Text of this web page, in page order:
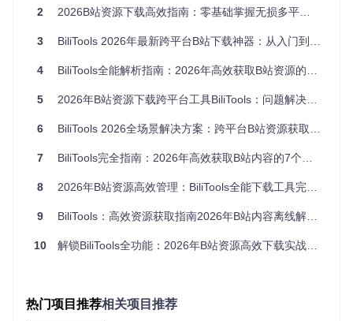
零基础安装指南：3种方式快速部署
方式一：安装包快速部署（推荐新手）
安装
macOS系统：下载dmg镜像文件，挂载后拖拽至应用程序
Linux系统：根据发行版选择deb或rpm包，使用包管理器安
方式二：源码编译安装（适合开发者）
安装依赖包
2 2026B站资源下载高效指南：零基础掌握无损多平台工具使用技巧
3 BiliTools 2026年最新跨平台B站下载神器：从入门到精通全攻略
4 BiliTools全能解析指南：2026年高效获取B站资源的5大场景解决方案
5 2026年B站资源下载跨平台工具BiliTools：问题解决与高效应用指南
6 BiliTools 2026全场景解决方案：跨平台B站资源获取与管理完全指南
7 BiliTools完全指南：2026年高效获取B站内容的7个实用技巧
8 2026年B站资源高效管理：BiliTools全能下载工具完全指南
9 BiliTools：高效资源获取指南2026年B站内容离线解决方案
10 解锁BiliTools全功能：2026年B站资源高效下载实战指南
热门项目推荐相关项目推荐